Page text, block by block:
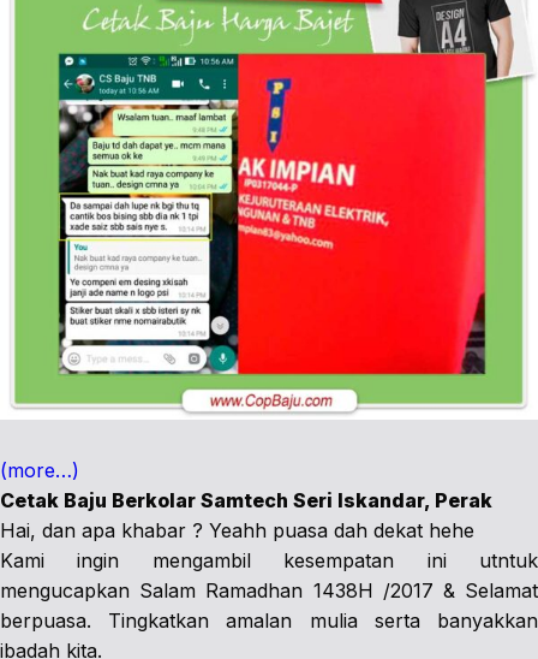
(more…)
Cetak Baju Berkolar Samtech Seri Iskandar, Perak
Hai, dan apa khabar ? Yeahh puasa dah dekat hehe
Kami ingin mengambil kesempatan ini utntuk
mengucapkan Salam Ramadhan 1438H /2017 & Selamat
berpuasa. Tingkatkan amalan mulia serta banyakkan
ibadah kita.